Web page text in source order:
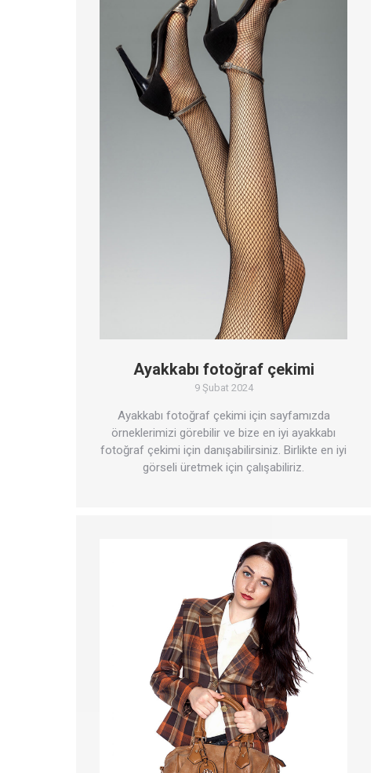
Ayakkabı fotoğraf çekimi
9 Şubat 2024
Ayakkabı fotoğraf çekimi için sayfamızda
örneklerimizi görebilir ve bize en iyi ayakkabı
fotoğraf çekimi için danışabilirsiniz. Birlikte en iyi
görseli üretmek için çalışabiliriz.